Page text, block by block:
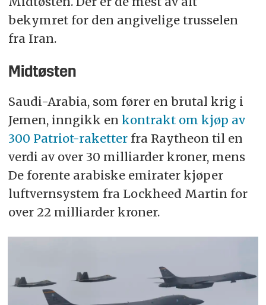
bekymret for den angivelige trusselen
fra Iran.
Midtøsten
Saudi-Arabia, som fører en brutal krig i
Jemen, inngikk en kontrakt om kjøp av
300 Patriot-raketterfra Raytheon til en
verdi av over 30 milliarder kroner, mens
De forente arabiske emirater kjøper
luftvernsystem fra Lockheed Martin for
over 22 milliarder kroner.